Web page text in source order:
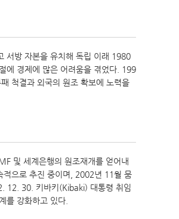
서방 자본을 유치해 독립 이래 1980
에 경제에 많은 어려움을 겪었다. 199
척결과 외국의 원조 확보에 노력을
및 세계은행의 원조재개를 얻어내
적으로 추진 중이며, 2002년 11월 뭄
12. 30. 키바키(Kibaki) 대통령 취임
를 강화하고 있다.